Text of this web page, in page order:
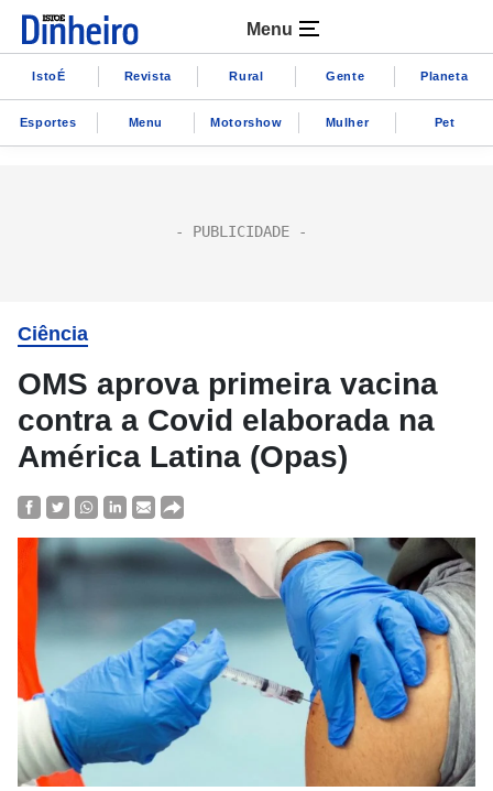
Menu
IstoÉ Revista Rural Gente Planeta
Esportes Menu Motorshow Mulher Pet
Ciência
OMS aprova primeira vacina
contra a Covid elaborada na
América Latina (Opas)